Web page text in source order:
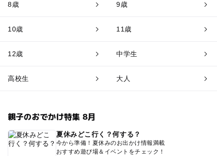
8歳 9歳
10歳 11歳
12歳 中学生
高校生 大人
親子のおでかけ特集 8月
夏休みどこ行く？何する？
今から準備！夏休みのお出かけ情報満載
おすすめ遊び場＆イベントをチェック！